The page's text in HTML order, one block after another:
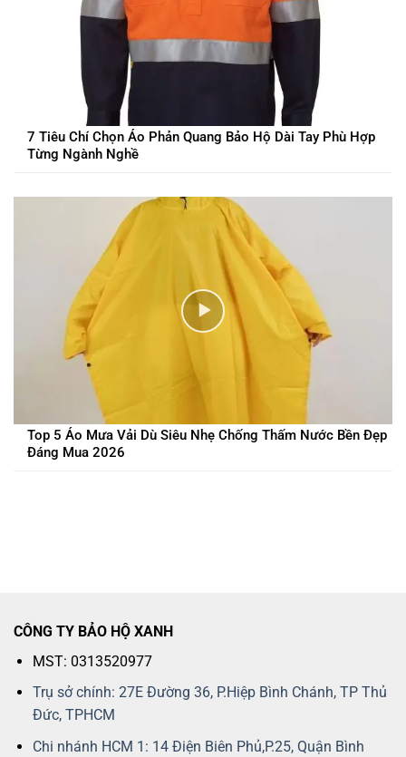
7 Tiêu Chí Chọn Áo Phản Quang Bảo Hộ Dài Tay Phù Hợp
Từng Ngành Nghề
Top 5 Áo Mưa Vải Dù Siêu Nhẹ Chống Thấm Nước Bền Đẹp
Đáng Mua 2026
CÔNG TY BẢO HỘ XANH
MST: 0313520977
Trụ sở chính: 27E Đường 36, P.Hiệp Bình Chánh, TP Thủ
Đức, TPHCM
Chi nhánh HCM 1: 14 Điện Biên Phủ,P.25, Quận Bình